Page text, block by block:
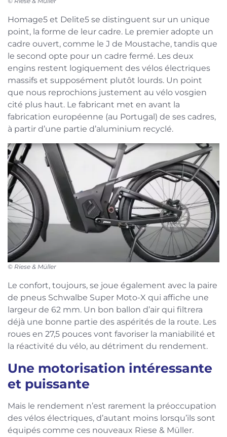
Homage5 et Delite5 se distinguent sur un unique
point, la forme de leur cadre. Le premier adopte un
cadre ouvert, comme le J de Moustache, tandis que
le second opte pour un cadre fermé. Les deux
engins restent logiquement des vélos électriques
massifs et supposément plutôt lourds. Un point
que nous reprochions justement au vélo vosgien
cité plus haut. Le fabricant met en avant la
fabrication européenne (au Portugal) de ses cadres,
à partir d’une partie d’aluminium recyclé.
© Riese & Müller
Le confort, toujours, se joue également avec la paire
de pneus Schwalbe Super Moto-X qui affiche une
largeur de 62 mm. Un bon ballon d’air qui filtrera
déjà une bonne partie des aspérités de la route. Les
roues en 27,5 pouces vont favoriser la maniabilité et
la réactivité du vélo, au détriment du rendement.
Une motorisation intéressante
et puissante
Mais le rendement n’est rarement la préoccupation
des vélos électriques, d’autant moins lorsqu’ils sont
équipés comme ces nouveaux Riese & Müller.